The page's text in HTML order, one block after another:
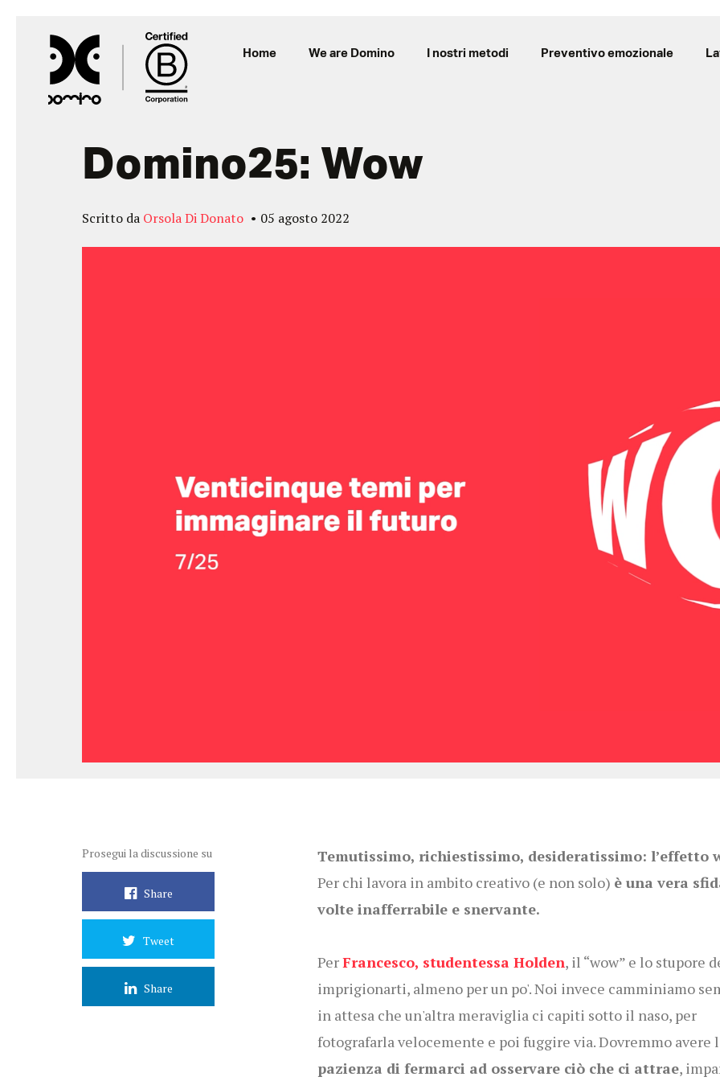
Home We are Domino I nostri metodi Preventivo emozionale
Domino25: Wow
Scritto da Orsola Di Donato 05 agosto 2022
Temutissimo, richiestissimo, desideratissimo: l’effetto
Per chi lavora in ambito creativo (e non solo) è una vera
volte inafferrabile e snervante.
PerFrancesco, studentessa Holden, il “wow” e lo stupore
imprigionarti, almeno per un po'.Noi invece camminiamo
in attesa che un'altra meraviglia ci capiti sotto il naso, per
fotografarla velocemente e poi fuggire via. Dovremmo avere
pazienza di fermarci ad osservare ciò che ci attrae,
Prosegui la discussione su
Share
Tweet
Share